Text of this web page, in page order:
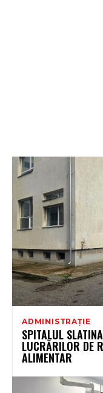
ADMINISTRAȚIE
SPITALUL
LUCRĂRILOR DE
ALIMENTAR